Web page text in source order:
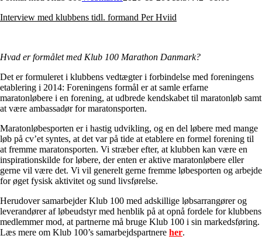
Interview med klubbens tidl. formand Per Hviid
Hvad er formålet med Klub 100 Marathon Danmark?
Det er formuleret i klubbens vedtægter i forbindelse med foreningens
etablering i 2014: Foreningens formål er at samle erfarne
maratonløbere i en forening, at udbrede kendskabet til maratonløb samt
at være ambassadør for maratonsporten.
Maratonløbesporten er i hastig udvikling, og en del løbere med mange
løb på cv’et syntes, at det var på tide at etablere en formel forening til
at fremme maratonsporten. Vi stræber efter, at klubben kan være en
inspirationskilde for løbere, der enten er aktive maratonløbere eller
gerne vil være det. Vi vil generelt gerne fremme løbesporten og arbejde
for øget fysisk aktivitet og sund livsførelse.
Herudover samarbejder Klub 100 med adskillige løbsarrangører og
leverandører af løbeudstyr med henblik på at opnå fordele for klubbens
medlemmer mod, at partnerne må bruge Klub 100 i sin markedsføring.
Læs mere om Klub 100’s samarbejdspartnere her.